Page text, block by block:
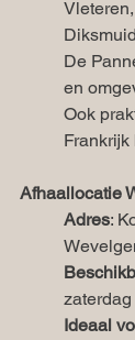
De
en
Ook
Afhaallocatie
Adres:
Ideaal